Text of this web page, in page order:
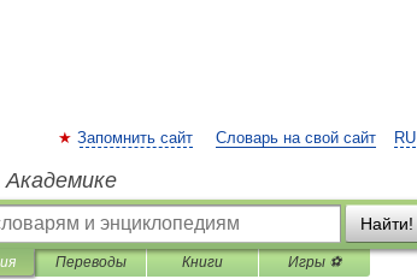
RU
Запомнить сайт Словарь на свой сайт
Академике
Найти!
Переводы Книги Игры ⚽